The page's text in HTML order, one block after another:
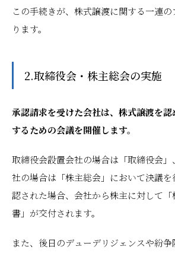
この手続きが、株式譲渡に関する一連
ります。
2.取締役会・株主総会の実施
承認請求を受けた会社は、株式譲渡を
するための会議を開催します。
取締役会設置会社の場合は「取締役会
社の場合は「株主総会」において決議
認された場合、会社から株主に対して
書」が交付されます。
また、後日のデューデリジェンスや紛争